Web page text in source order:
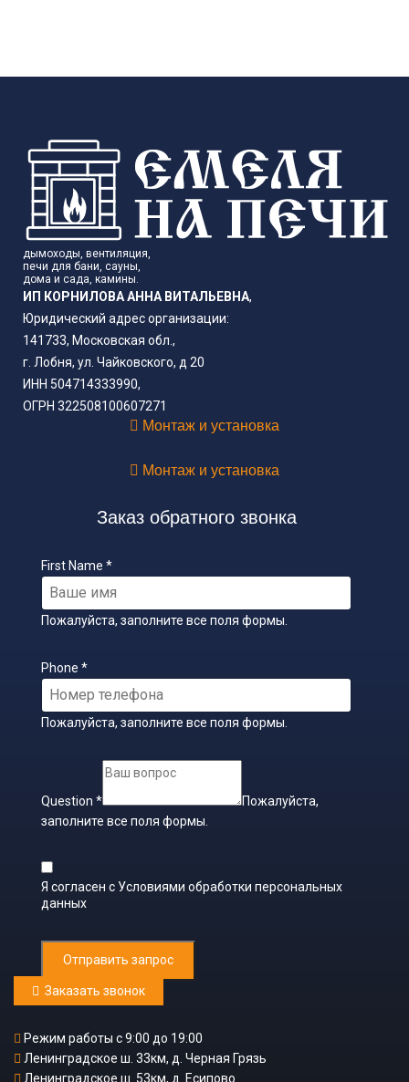
дымоходы, вентиляция,
печи для бани, сауны,
дома и сада, камины.
ИП КОРНИЛОВА АННА ВИТАЛЬЕВНА,
Юридический адрес организации:
141733, Московская обл.,
г. Лобня, ул. Чайковского, д 20
ИНН 504714333990,
ОГРН 322508100607271
Монтаж и установка
Монтаж и установка
Заказ обратного звонка
First Name *
Пожалуйста, заполните все поля формы.
Phone *
Пожалуйста, заполните все поля формы.
Question *
Пожалуйста,
заполните все поля формы.
Я согласен с Условиями обработки персональных
данных
Отправить запрос
Заказать звонок
Режим работы с 9:00 до 19:00
Ленинградское ш. 33км, д. Черная Грязь
Ленинградское ш. 53км, д. Есипово